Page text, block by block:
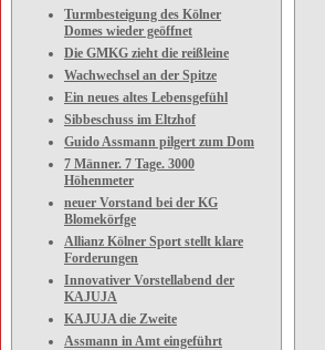
Turmbesteigung des Kölner
Domes wieder geöffnet
Die GMKG zieht die reißleine
Wachwechsel an der Spitze
Ein neues altes Lebensgefühl
Sibbeschuss im Eltzhof
Guido Assmann pilgert zum Dom
7 Männer. 7 Tage. 3000
Höhenmeter
neuer Vorstand bei der KG
Blomekörfge
Allianz Kölner Sport stellt klare
Forderungen
Innovativer Vorstellabend der
KAJUJA
KAJUJA die Zweite
Assmann in Amt eingeführt